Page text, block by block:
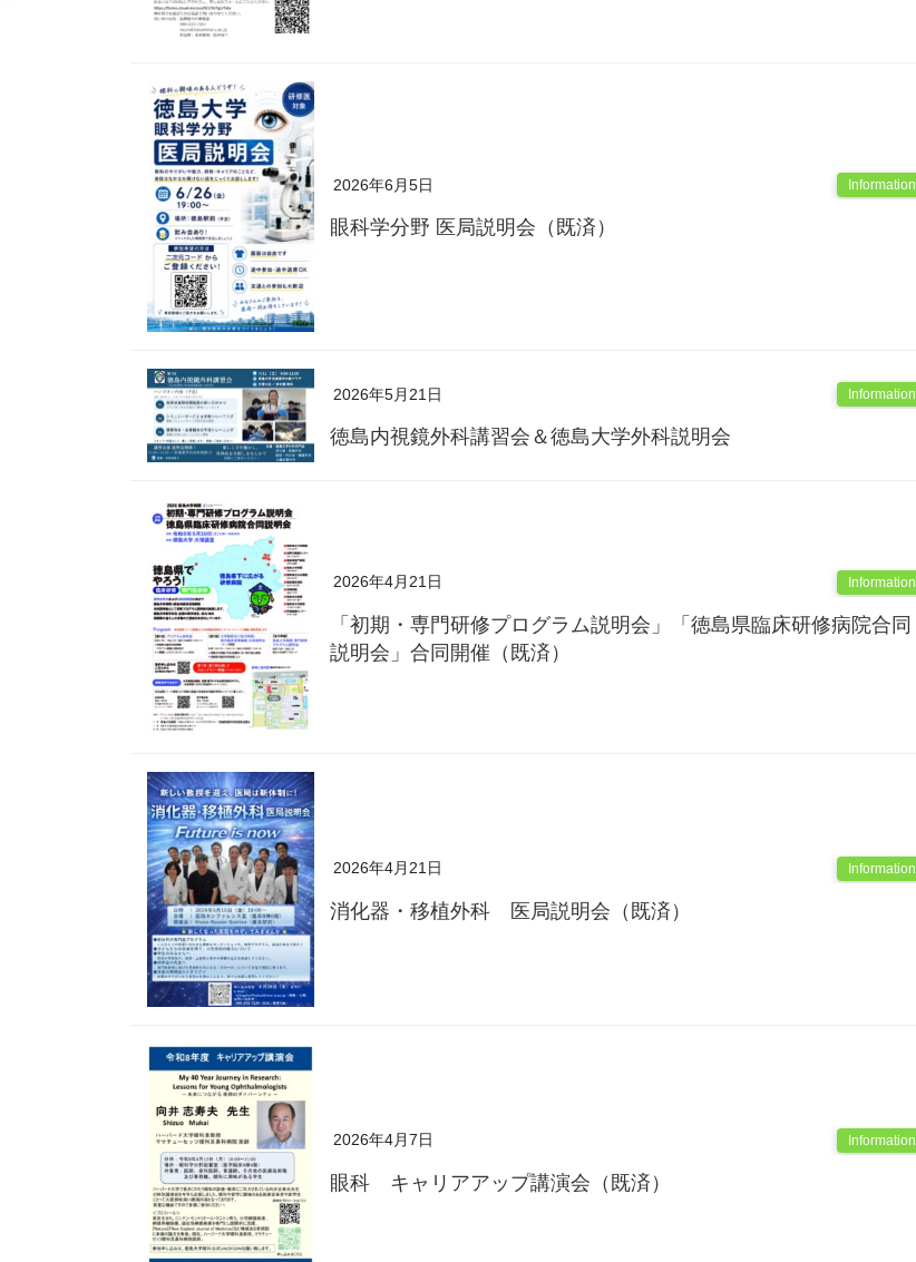
2026年6月5日 Information
眼科学分野 医局説明会（既済）
2026年5月21日 Information
徳島内視鏡外科講習会＆徳島大学外科説明会
2026年4月21日 Information
「初期・専門研修プログラム説明会」「徳島県臨床研修病院合同
説明会」合同開催（既済）
2026年4月21日 Information
消化器・移植外科 医局説明会（既済）
2026年4月7日 Information
眼科 キャリアアップ講演会（既済）